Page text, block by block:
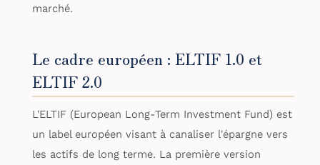
marché.
Le cadre européen : ELTIF 1.0 et
ELTIF 2.0
L'ELTIF (European Long-Term Investment Fund) est
un label européen visant à canaliser l'épargne vers
les actifs de long terme. La première version